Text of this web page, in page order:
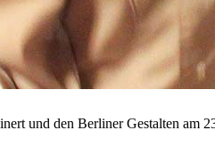
und den Berliner Gestalten am